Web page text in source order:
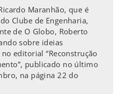
Maranhão, que é
Clube de Engenharia,
de O Globo, Roberto
sobre ideias
editorial “Reconstrução
publicado no último
na página 22 do